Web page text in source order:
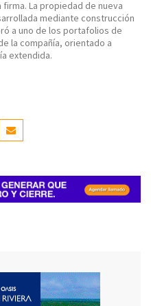
La propiedad de nueva
mediante construcción
a uno de los portafolios de
la compañía, orientado a
extendida.